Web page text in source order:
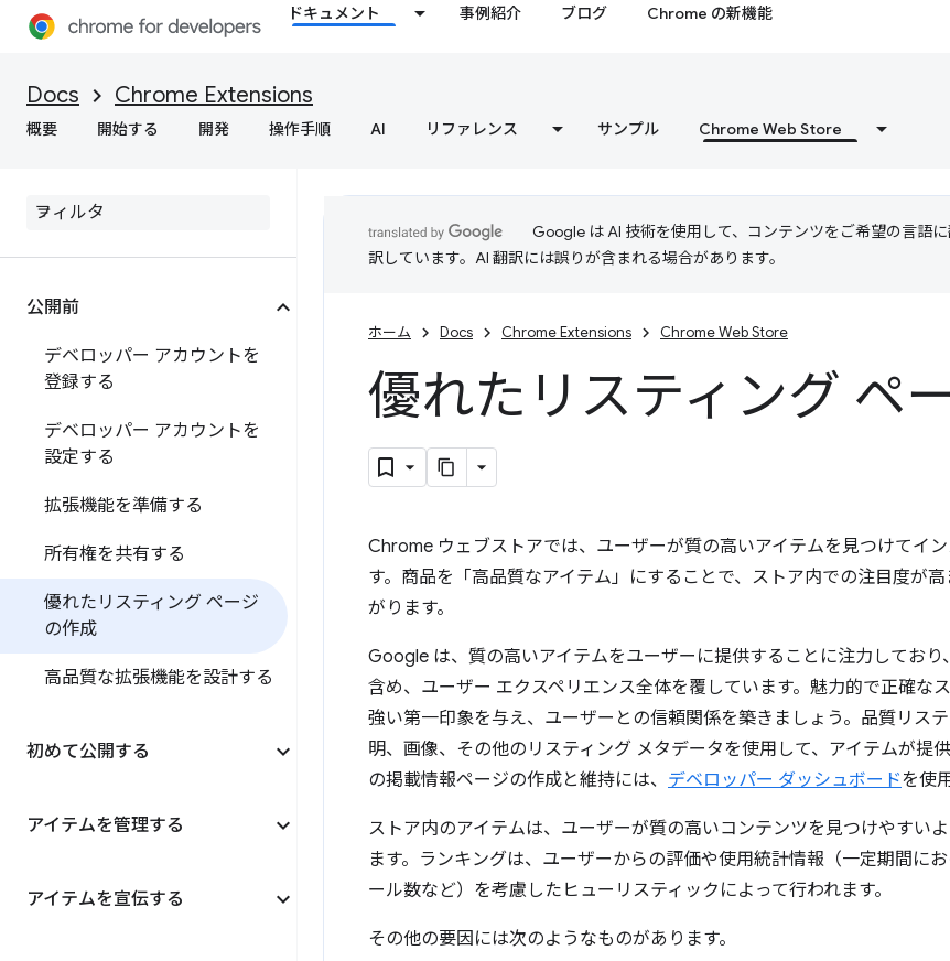
ドキュメント 事例紹介 ブログ Chrome の新機能
Docs Chrome Extensions
概要 開始する 開発 操作手順 AI リファレンス サンプル Chrome Web Store
公開前
デベロッパー アカウントを
登録する
デベロッパー アカウントを
設定する
拡張機能を準備する
所有権を共有する
優れたリスティング ページ
の作成
高品質な拡張機能を設計する
初めて公開する
アイテムを管理する
アイテムを宣伝する
Google は AI 技術を使用して、コンテンツをご希望の言語
訳しています。AI 翻訳には誤りが含まれる場合があります。
ホーム Docs Chrome Extensions Chrome Web Store
優れたリスティング ペ
Chrome ウェブストアでは、ユーザーが質の高いアイテムを見つけてイ
す。商品を「高品質なアイテム」にすることで、ストア内での注目度が
がります。
Google は、質の高いアイテムをユーザーに提供することに注力してお
含め、ユーザー エクスペリエンス全体を覆しています。魅力的で正確な
強い第一印象を与え、ユーザーとの信頼関係を築きましょう。品質リス
明、画像、その他のリスティング メタデータを使用して、アイテムが提
の掲載情報ページの作成と維持には、 デベロッパー ダッシュボードを使
ストア内のアイテムは、ユーザーが質の高いコンテンツを見つけやすい
ます。ランキングは、ユーザーからの評価や使用統計情報（一定期間に
ール数など）を考慮したヒューリスティックによって行われます。
その他の要因には次のようなものがあります。